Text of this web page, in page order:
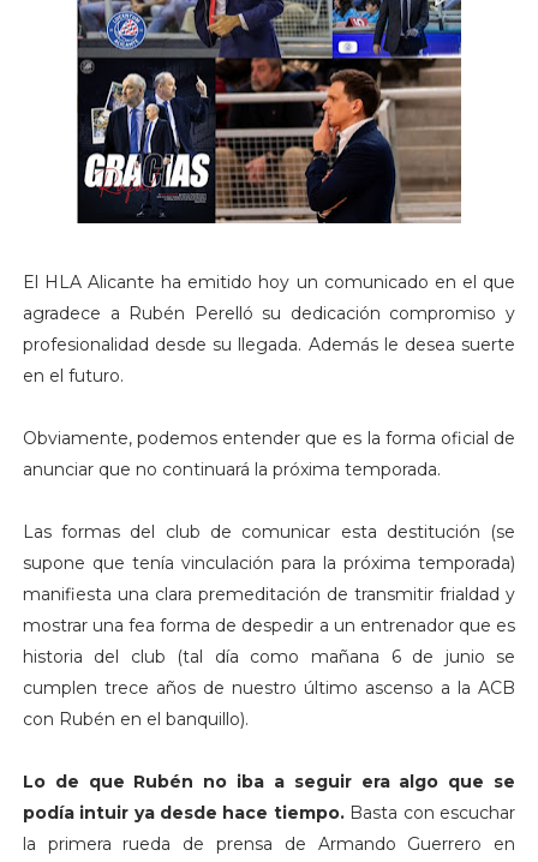
El HLA Alicante ha emitido hoy un comunicado en el que
agradece a Rubén Perelló su dedicación compromiso y
profesionalidad desde su llegada. Además le desea suerte
en el futuro.
Obviamente, podemos entender que es la forma oficial de
anunciar que no continuará la próxima temporada.
Las formas del club de comunicar esta destitución (se
supone que tenía vinculación para la próxima temporada)
manifiesta una clara premeditación de transmitir frialdad y
mostrar una fea forma de despedir a un entrenador que es
historia del club (tal día como mañana 6 de junio se
cumplen trece años de nuestro último ascenso a la ACB
con Rubén en el banquillo).
Lo de que Rubén no iba a seguir era algo que se
podía intuir ya desde hace tiempo. Basta con escuchar
la primera rueda de prensa de Armando Guerrero en